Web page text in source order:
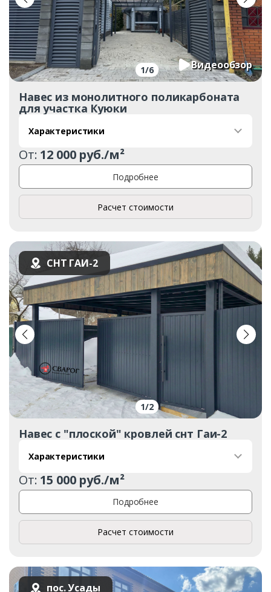
Видеообзор
1/6
Навес из монолитного поликарбоната
для участка Куюки
Характеристики
От: 12 000 руб./м²
Подробнее
Расчет стоимости
СНТ ГАИ-2
1/2
Навес с "плоской" кровлей снт Гаи-2
Характеристики
От: 15 000 руб./м²
Подробнее
Расчет стоимости
пос. Усады